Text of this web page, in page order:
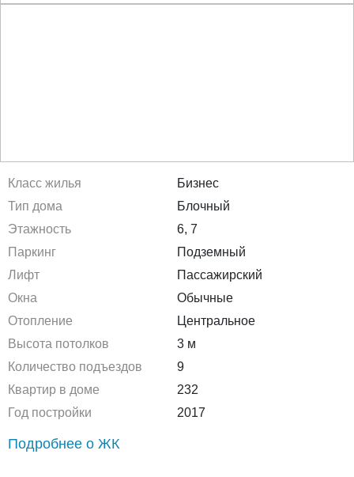
Класс жилья
Бизнес
Тип дома
Блочный
Этажность
6, 7
Паркинг
Подземный
Лифт
Пассажирский
Окна
Обычные
Отопление
Центральное
Высота потолков
3 м
Количество подъездов
9
Квартир в доме
232
Год постройки
2017
Подробнее о ЖК